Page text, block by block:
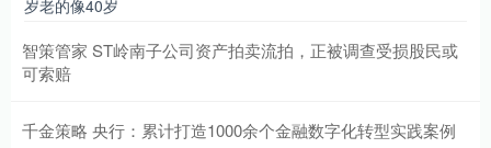
岁老的像40岁
智策管家 ST岭南子公司资产拍卖流拍，正被调查受损股民或
可索赔
千金策略 央行：累计打造1000余个金融数字化转型实践案例